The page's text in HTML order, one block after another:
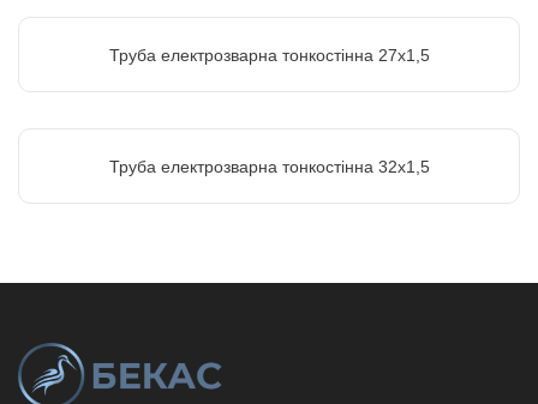
Труба електрозварна тонкостінна 27х1,5
Труба електрозварна тонкостінна 32х1,5